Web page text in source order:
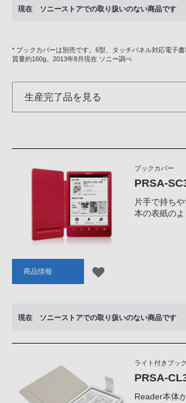
現在 ソニーストアでの取り扱いのない商品です
* ブックカバーは別売です。6型、タッチパネル対応電子書
質量約160g。2013年8月現在 ソニー調べ
生産完了品を見る
ブックカバー
PRSA-
片手で持ち
本の表紙の
商品情報
現在 ソニーストアでの取り扱いのない商品です
ライト付きブッ
PRSA-
Reader本体